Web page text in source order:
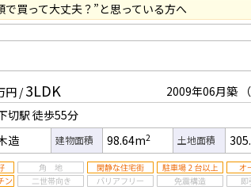
で買って大丈夫？”と思っている方へ
円 / 3LDK 2009年06月築
切駅 徒歩55分
造 建物面積 98.64m2 土地面積